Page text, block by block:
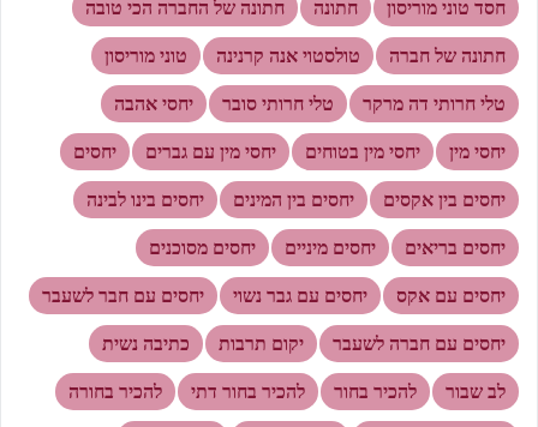
חסד טוני מוריסון חתונה חתונה של החברה הכי טובה
חתונה של חברה טולסטוי אנה קרנינה טוני מוריסון
טלי חרותי דה מרקר טלי חרותי סובר יחסי אהבה
יחסי מין יחסי מין בטוחים יחסי מין עם גברים יחסים
יחסים בין אקסים יחסים בין המינים יחסים בינו לבינה
יחסים בריאים יחסים מיניים יחסים מסוכנים
יחסים עם אקס יחסים עם גבר נשוי יחסים עם חבר לשעבר
יחסים עם חברה לשעבר יקום תרבות כתיבה נשית
לב שבור להכיר בחור להכיר בחור דתי להכיר בחורה